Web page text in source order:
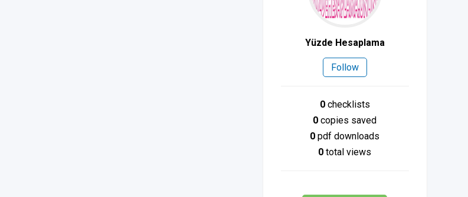
Yüzde Hesaplama
Follow
0checklists
0 copies saved
0 pdf downloads
0 total views